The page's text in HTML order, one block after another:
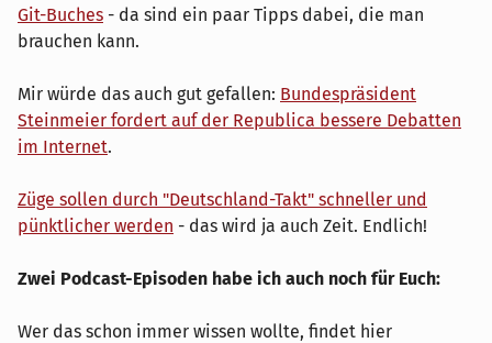
Git-Buches - da sind ein paar Tipps dabei, die man
brauchen kann.
Mir würde das auch gut gefallen: Bundespräsident
Steinmeier fordert auf der Republica bessere Debatten
im Internet.
Züge sollen durch "Deutschland-Takt" schneller und
pünktlicher werden - das wird ja auch Zeit. Endlich!
Zwei Podcast-Episoden habe ich auch noch für Euch:
Wer das schon immer wissen wollte, findet hier